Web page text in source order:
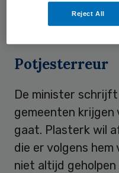
Plasterk heeft
gestuurd naar de
Potjesterreur
De minister
gemeenten krijgen
gaat. Plasterk wil
die er volgens
niet altijd
Reject All